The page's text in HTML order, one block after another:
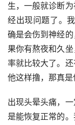
生，一般就诊断
经出现问题了。
确是会伤到神经
果你有熬夜和久
率就比较大了。
他这样撸，那真是
出现头晕头痛，
是能恢复正常的